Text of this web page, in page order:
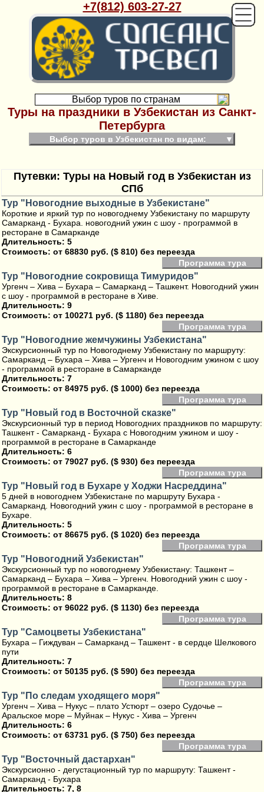
+7(812) 603-27-27
Выбор туров по странам
Туры на праздники в Узбекистан из Санкт-
Петербурга
Выбор туров в Узбекистан по видам: ▼
Путевки: Туры на Новый год в Узбекистан из
СПб
Тур "Новогодние выходные в Узбекистане"
Короткие и яркий тур по новогоднему Узбекистану по маршруту
Самарканд - Бухара. новогодний ужин с шоу - программой в
ресторане в Самарканде
Длительность: 5
Стоимость: от 68830 руб. ($ 810) без переезда
Программа тура
Тур "Новогодние сокровища Тимуридов"
Ургенч – Хива – Бухара – Самарканд – Ташкент. Новогодний ужин
с шоу - программой в ресторане в Хиве.
Длительность: 9
Стоимость: от 100271 руб. ($ 1180) без переезда
Программа тура
Тур "Новогодние жемчужины Узбекистана"
Экскурсионный тур по Новогоднему Узбекистану по маршруту:
Самарканд – Бухара – Хива – Ургенч и Новогодним ужином с шоу
- программой в ресторане в Самарканде
Длительность: 7
Стоимость: от 84975 руб. ($ 1000) без переезда
Программа тура
Тур "Новый год в Восточной сказке"
Экскурсионный тур в период Новогодних праздников по маршруту:
Ташкент - Самарканд - Бухара с Новогодним ужином и шоу -
программой в ресторане в Самарканде
Длительность: 6
Стоимость: от 79027 руб. ($ 930) без переезда
Программа тура
Тур "Новый год в Бухаре у Ходжи Насреддина"
5 дней в новогоднем Узбекистане по маршруту Бухара -
Самарканд. Новогодний ужин с шоу - программой в ресторане в
Бухаре.
Длительность: 5
Стоимость: от 86675 руб. ($ 1020) без переезда
Программа тура
Тур "Новогодний Узбекистан"
Экскурсионный тур по новогоднему Узбекистану: Ташкент –
Самарканд – Бухара – Хива – Ургенч. Новогодний ужин с шоу -
программой в ресторане в Самарканде.
Длительность: 8
Стоимость: от 96022 руб. ($ 1130) без переезда
Программа тура
Тур "Самоцветы Узбекистана"
Бухара – Гиждуван – Самарканд – Ташкент - в сердце Шелкового
пути
Длительность: 7
Стоимость: от 50135 руб. ($ 590) без переезда
Программа тура
Тур "По следам уходящего моря"
Ургенч – Хива – Нукус – плато Устюрт – озеро Судочье –
Аральское море – Муйнак – Нукус - Хива – Ургенч
Длительность: 6
Стоимость: от 63731 руб. ($ 750) без переезда
Программа тура
Тур "Восточный дастархан"
Экскурсионно - дегустационный тур по маршруту: Ташкент -
Самарканд - Бухара
Длительность: 7, 8